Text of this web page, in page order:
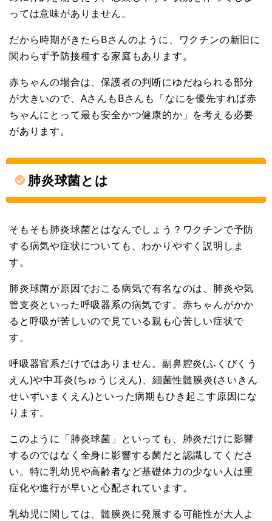
っては意味がありません。
だから時期がきたらBさんのように、ワクチンの新旧に
関わらず予防接種する家庭もあります。
赤ちゃんの場合は、保護者の判断にゆだねられる部分
が大きいので、AさんもBさんも「なにを優先すれば赤
ちゃんにとって最も安全かつ健康的か」を考える必要
があります。
肺炎球菌とは
そもそも肺炎球菌とはなんでしょう？ワクチンで予防
する病気や症状についても、わかりやすく説明しま
す。
肺炎球菌が原因でおこる病気で有名なのは、肺炎や気
管支炎といった呼吸器系の病気です。赤ちゃんがかか
ると呼吸が苦しいので見ている親も心苦しい症状で
す。
呼吸器官系だけではありません。副鼻腔炎(ふくびくう
えん)や中耳炎(ちゅうじえん)、細菌性髄膜炎(さいきん
せいずいまくえん)といった病期もひき起こす原因にな
ります。
このように「肺炎球菌」といっても、肺炎だけに影響
するのではなく全身に影響する菌だと認識してくださ
い。特に乳幼児や高齢者など基礎体力の少ない人は重
症化や進行が早いと心配されています。
乳幼児に関しては、髄膜炎に発展する可能性が大人よ